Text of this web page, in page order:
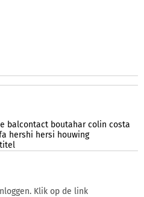
balcontact boutahar colin costa
hershi hersi houwing
titel
Klik op de link